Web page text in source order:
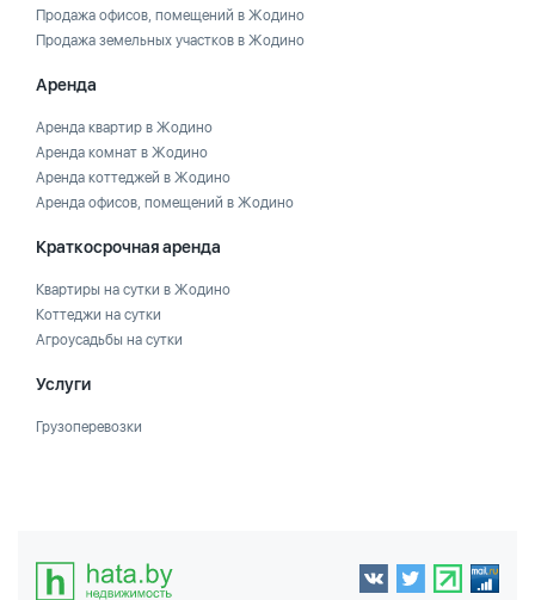
Продажа офисов, помещений в Жодино
Продажа земельных участков в Жодино
Аренда
Аренда квартир в Жодино
Аренда комнат в Жодино
Аренда коттеджей в Жодино
Аренда офисов, помещений в Жодино
Краткосрочная аренда
Квартиры на сутки в Жодино
Коттеджи на сутки
Агроусадьбы на сутки
Услуги
Грузоперевозки